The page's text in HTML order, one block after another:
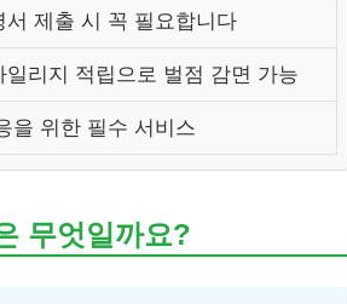
서 제출 시 꼭 필요합니다
리지 적립으로 벌점 감면 가능
을 위한 필수 서비스
무엇일까요?